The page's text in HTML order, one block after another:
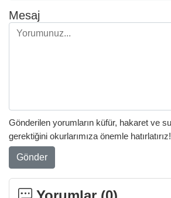
Mesaj
Gönderilen yorumların küfür, hakaret ve
gerektiğini okurlarımıza önemle hatırlatırız!
Gönder